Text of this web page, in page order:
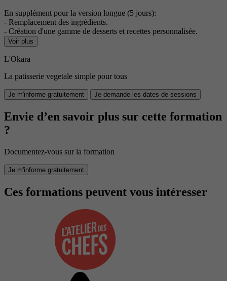
En supplément pour la version longue (5 jours):
- Remplacement des ingrédients.
- Création d'une gamme de desserts et recettes personnalisée.
Voir plus
L'Okara
La patisserie vegetale simple pour tous
Je m'informe gratuitement Je demande les dates de sessions
Envie d’en savoir plus sur cette formation
?
Documentez-vous sur la formation
Je m'informe gratuitement
Ces formations peuvent vous intéresser